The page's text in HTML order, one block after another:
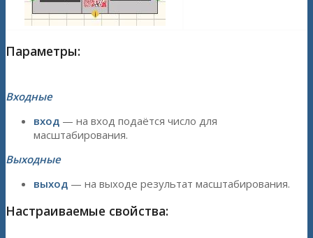
Параметры:
Входные
вход — на вход подаётся число для
масштабирования.
Выходные
выход — на выходе результат масштабирования.
Настраиваемые свойства: